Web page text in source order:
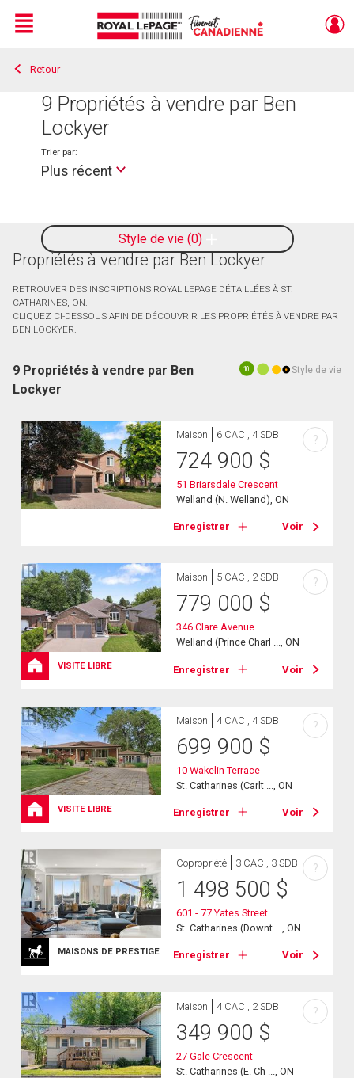
Live
En Direct
Menu
Retour
9 Propriétés à vendre par Ben
Lockyer
Style de vie 0
Trier par:
Plus récent
Propriétés à vendre par Ben Lockyer
RETROUVER DES INSCRIPTIONS ROYAL LEPAGE DÉTAILLÉES À ST.
CATHARINES, ON.
CLIQUEZ CI-DESSOUS AFIN DE DÉCOUVRIR LES PROPRIÉTÉS À VENDRE PAR
BEN LOCKYER.
10 Style de vie
9 Propriétés à vendre par Ben
Lockyer
Maison 6 CAC , 4 SDB
724 900 $
51 Briarsdale Crescent
Welland (N. Welland), ON
Enregistrer Voir
?
VISITE LIBRE
Maison 5 CAC , 2 SDB
779 000 $
346 Clare Avenue
Welland (Prince Charl ..., ON
Enregistrer Voir
?
VISITE LIBRE
Maison 4 CAC , 4 SDB
699 900 $
10 Wakelin Terrace
St. Catharines (Carlt ..., ON
Enregistrer Voir
?
MAISONS DE PRESTIGE
Copropriété 3 CAC , 3 SDB
1 498 500 $
601 - 77 Yates Street
St. Catharines (Downt ..., ON
Enregistrer Voir
?
Maison 4 CAC , 2 SDB
349 900 $
27 Gale Crescent
St. Catharines (E. Ch ..., ON
?